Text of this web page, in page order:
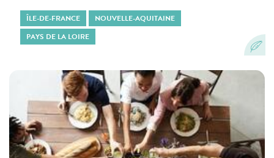
ÎLE-DE-FRANCE
NOUVELLE-AQUITAINE
PAYS DE LA LOIRE